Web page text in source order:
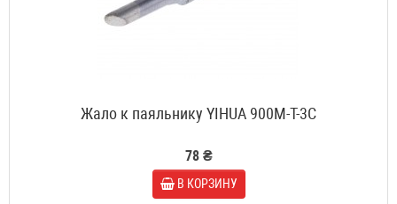
Жало к паяльнику YIHUA 900M-T-3C
78 ₴
В КОРЗИНУ